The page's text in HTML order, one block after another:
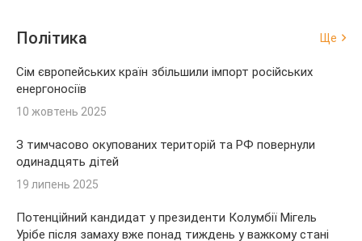
Політика Ще
Сім європейських країн збільшили імпорт російських
енергоносіїв
10 жовтень 2025
З тимчасово окупованих територій та РФ повернули
одинадцять дітей
19 липень 2025
Потенційний кандидат у президенти Колумбії Мігель
Урібе після замаху вже понад тиждень у важкому стані